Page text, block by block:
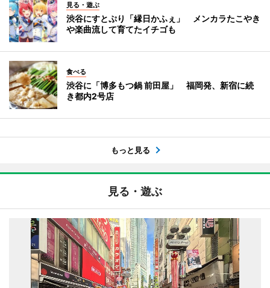
見る・遊ぶ
渋谷にすとぷり「縁日かふぇ」 メンカラたこやき
や楽曲流して育てたイチゴも
食べる
渋谷に「博多もつ鍋 前田屋」 福岡発、新宿に続
き都内2号店
もっと見る
見る・遊ぶ